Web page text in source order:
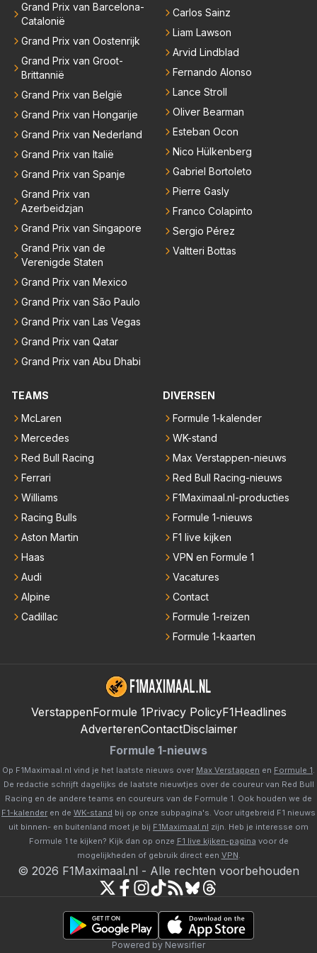
Grand Prix van Barcelona-
Catalonië
Grand Prix van Oostenrijk
Grand Prix van Groot-
Brittannië
Grand Prix van België
Grand Prix van Hongarije
Grand Prix van Nederland
Grand Prix van Italië
Grand Prix van Spanje
Grand Prix van
Azerbeidzjan
Grand Prix van Singapore
Grand Prix van de
Verenigde Staten
Grand Prix van Mexico
Grand Prix van São Paulo
Grand Prix van Las Vegas
Grand Prix van Qatar
Grand Prix van Abu Dhabi
Carlos Sainz
Liam Lawson
Arvid Lindblad
Fernando Alonso
Lance Stroll
Oliver Bearman
Esteban Ocon
Nico Hülkenberg
Gabriel Bortoleto
Pierre Gasly
Franco Colapinto
Sergio Pérez
Valtteri Bottas
TEAMS
McLaren
Mercedes
Red Bull Racing
Ferrari
Williams
Racing Bulls
Aston Martin
Haas
Audi
Alpine
Cadillac
DIVERSEN
Formule 1-kalender
WK-stand
Max Verstappen-nieuws
Red Bull Racing-nieuws
F1Maximaal.nl-producties
Formule 1-nieuws
F1 live kijken
VPN en Formule 1
Vacatures
Contact
Formule 1-reizen
Formule 1-kaarten
VerstappenFormule 1Privacy PolicyF1Headlines
AdverterenContactDisclaimer
Formule 1-nieuws
Op F1Maximaal.nl vind je het laatste nieuws over Max Verstappen en Formule 1.
De redactie schrijft dagelijks de laatste nieuwtjes over de coureur van Red Bull
Racing en de andere teams en coureurs van de Formule 1. Ook houden we de
F1-kalender en de WK-stand bij op onze subpagina's. Voor uitgebreid F1 nieuws
uit binnen- en buitenland moet je bij F1Maximaal.nl zijn. Heb je interesse om
Formule 1 te kijken? Kijk dan op onze F1 live kijken-pagina voor de
mogelijkheden of gebruik direct een VPN.
© 2026 F1Maximaal.nl - Alle rechten voorbehouden
Powered by Newsifier